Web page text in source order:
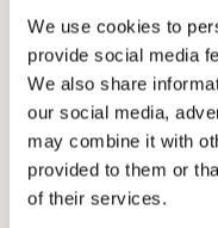
We use cookies to
provide social media
We also share
our social media,
may combine it with
provided to them or
of their services.